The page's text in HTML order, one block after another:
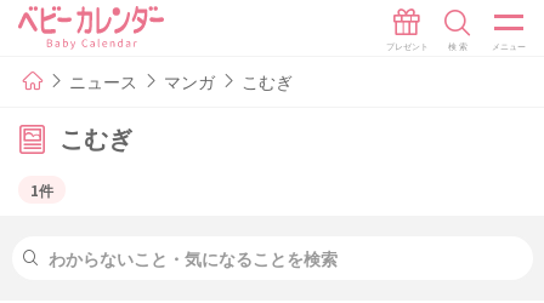
ニュース マンガ こむぎ
こむぎ
1件